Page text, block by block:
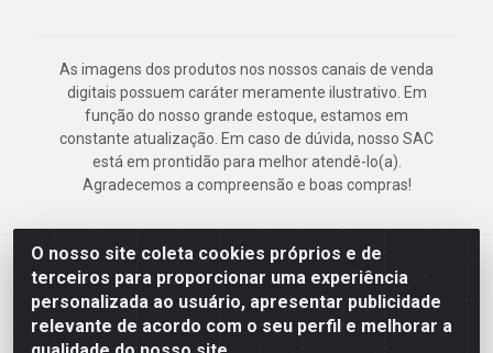
O nosso site coleta cookies próprios e de
terceiros para proporcionar uma experiência
personalizada ao usuário, apresentar publicidade
relevante de acordo com o seu perfil e melhorar a
As imagens dos produtos nos nossos canais de venda
digitais possuem caráter meramente ilustrativo. Em
função do nosso grande estoque, estamos em
constante atualização. Em caso de dúvida, nosso SAC
está em prontidão para melhor atendê-lo(a).
Agradecemos a compreensão e boas compras!
Deskontão Atacado - Av. Marechal Mascarenhas de Morais, 2471 -
Imbiribeira - Recife/PE - CEP 51.150-001 - CNPJ 24.150.377/0003-
57